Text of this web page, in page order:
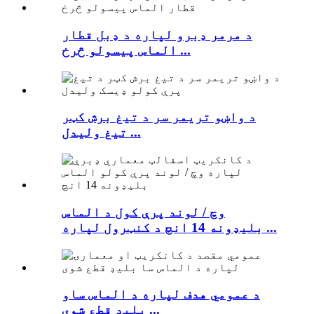
د مرمر ډبرو لپاره د ډبل قطار
الماس پیسولو څرخ ...
د واښو تریمر سر د تیغ برش کټر
تیغ ولیدل ...
وچ / لوند پرې کول د الماس
بلیډونه 14 انچ د کنټرول لپاره ...
د عمومي هدف لپاره د الماس ساو
بلیډ قطع شوي ...